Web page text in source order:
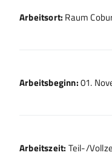
Arbeitsort: Raum
Arbeitsbeginn:01.
Arbeitszeit: Teil-/